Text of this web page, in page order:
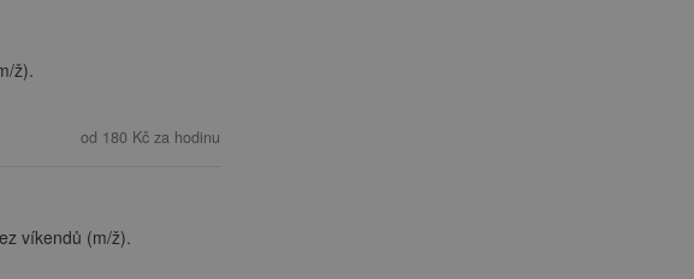
ž).
od 180 Kč za hodinu
víkendů (m/ž).